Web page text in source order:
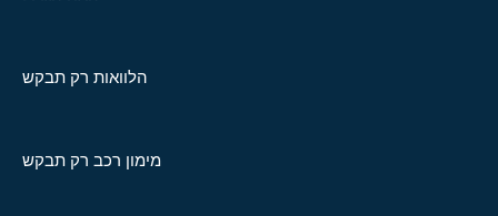
הלוואות רק תבקש
מימון רכב רק תבקש